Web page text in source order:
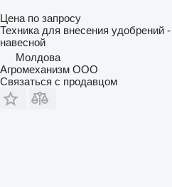
Цена по запросу
Техника для внесения удобрений
навесной
Молдова
Агромеханизм ООО
Связаться с продавцом